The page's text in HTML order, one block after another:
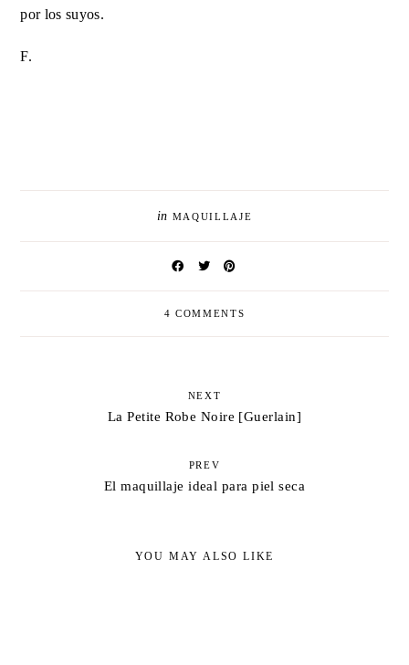
por los suyos.
F.
in MAQUILLAJE
4 COMMENTS
NEXT
La Petite Robe Noire [Guerlain]
PREV
El maquillaje ideal para piel seca
YOU MAY ALSO LIKE